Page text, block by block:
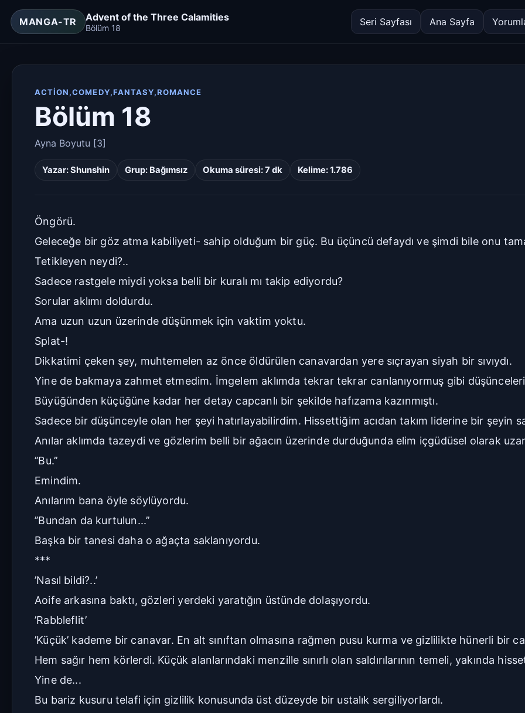
MANGA-TR Advent of the Three Calamities
Bölüm 18 Seri Sayfası Ana Sayfa
ACTION,COMEDY,FANTASY,ROMANCE
Bölüm 18
Ayna Boyutu [3]
Yazar:Shunshin Grup: Bağımsız Okuma süresi: 7 dk Kelime: 1.786
Öngörü.
Geleceğe bir göz atma kabiliyeti- sahip olduğum bir güç. Bu üçüncü defaydı ve şimdi bile onu
Tetikleyen neydi?..
Sadece rastgele miydi yoksa belli bir kuralı mı takip ediyordu?
Sorular aklımı doldurdu.
Ama uzun uzun üzerinde düşünmek için vaktim yoktu.
Splat-!
Dikkatimi çeken şey, muhtemelen az önce öldürülen canavardan yere sıçrayan siyah bir sıvıydı.
Yine de bakmaya zahmet etmedim. İmgelem aklımda tekrar tekrar canlanıyormuş gibi
Büyüğünden küçüğüne kadar her detay capcanlı bir şekilde hafızama kazınmıştı.
Sadece bir düşünceyle olan her şeyi hatırlayabilirdim. Hissettiğim acıdan takım liderine bir şeyin
Anılar aklımda tazeydi ve gözlerim belli bir ağacın üzerinde durduğunda elim içgüdüsel olarak
’’Bu.’’
Emindim.
Anılarım bana öyle söylüyordu.
’’Bundan da kurtulun...’’
Başka bir tanesi daha o ağaçta saklanıyordu.
***
’Nasıl bildi?..’
Aoife arkasına baktı, gözleri yerdeki yaratığın üstünde dolaşıyordu.
’Rabbleflit’
’Küçük’ kademe bir canavar. En alt sınıftan olmasına rağmen pusu kurma ve gizlilikte hünerli bir
Hem sağır hem körlerdi. Küçük alanlarındaki menzille sınırlı olan saldırılarının temeli, yakında
Yine de...
Bu bariz kusuru telafi için gizlilik konusunda üst düzeyde bir ustalık sergiliyorlardı.